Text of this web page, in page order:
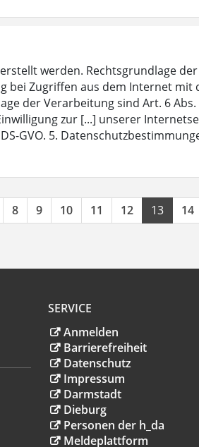
werden. Rechtsgrundlage
bei Zugriffen aus dem Internet mit
der Verarbeitung sind Art. 6 Abs.
zur [...] unserer
GVO. 5.
8 9 10 11 12 13 14
SERVICE
Anmelden
Barrierefreiheit
Datenschutz
Impressum
Darmstadt
Dieburg
Personen der h_da
Meldeplattform